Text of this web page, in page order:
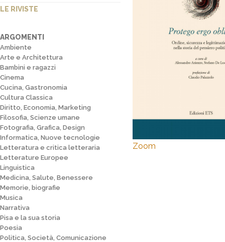
LE RIVISTE
ARGOMENTI
Ambiente
Arte e Architettura
Bambini e ragazzi
Cinema
Cucina, Gastronomia
Cultura Classica
Diritto, Economia, Marketing
Filosofia, Scienze umane
Fotografia, Grafica, Design
Informatica, Nuove tecnologie
Letteratura e critica letteraria
Letterature Europee
Linguistica
Medicina, Salute, Benessere
Memorie, biografie
Musica
Narrativa
Pisa e la sua storia
Poesia
Politica, Società, Comunicazione
Zoom